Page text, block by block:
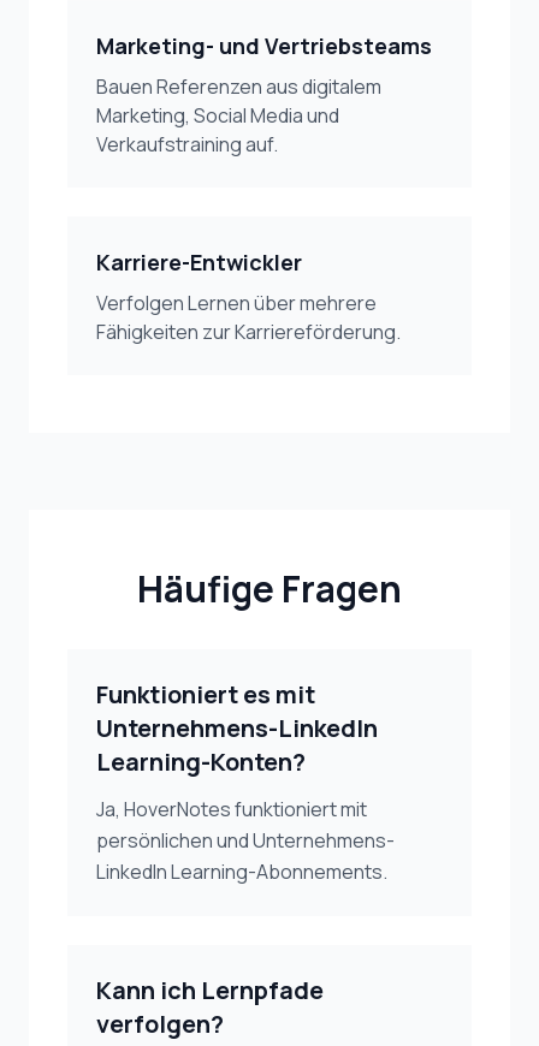
Marketing- und Vertriebsteams
Bauen Referenzen aus digitalem
Marketing, Social Media und
Verkaufstraining auf.
Karriere-Entwickler
Verfolgen Lernen über mehrere
Fähigkeiten zur Karriereförderung.
Häufige Fragen
Funktioniert es mit
Unternehmens-LinkedIn
Learning-Konten?
Ja, HoverNotes funktioniert mit
persönlichen und Unternehmens-
LinkedIn Learning-Abonnements.
Kann ich Lernpfade
verfolgen?